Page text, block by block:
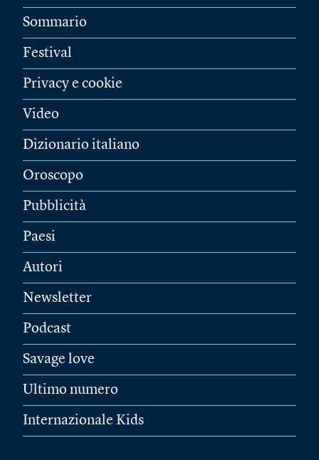
Sommario
Festival
Privacy e cookie
Video
Dizionario italiano
Oroscopo
Pubblicità
Paesi
Autori
Newsletter
Podcast
Savage love
Ultimo numero
Internazionale Kids